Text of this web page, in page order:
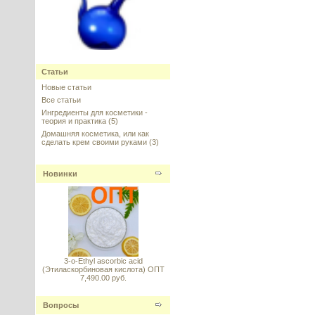
---------
Eyeliss (Айлисс) Sederma,
---------
Matrixyl 3000 (Матриксил 3000)
Статьи
Новые статьи
Все статьи
Ингредиенты для косметики -
теория и практика (5)
Домашняя косметика, или как
сделать крем своими руками (3)
Новинки
3-o-Ethyl ascorbic acid
(Этиласкорбиновая кислота) ОПТ
7,490.00 руб.
Вопросы